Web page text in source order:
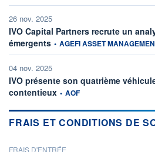
26 nov. 2025
IVO Capital Partners recrute un
émergents information fournie par
• AGEFI ASSET
04 nov. 2025
IVO présente son quatrième
contentieuxinformation fournie par
• AOF
FRAIS ET CONDITIONS DE
PROSPECTUS
FRAIS D'ENTRÉE